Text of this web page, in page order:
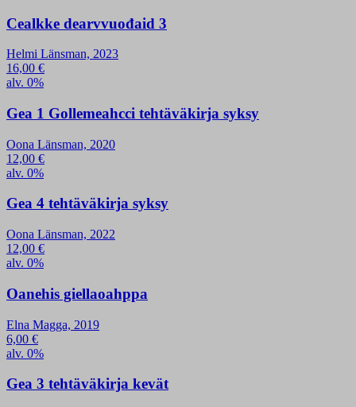
Cealkke dearvvuođaid 3
Helmi Länsman, 2023
16,00 €
alv. 0%
Gea 1 Gollemeahcci tehtäväkirja syksy
Oona Länsman, 2020
12,00 €
alv. 0%
Gea 4 tehtäväkirja syksy
Oona Länsman, 2022
12,00 €
alv. 0%
Oanehis giellaoahppa
Elna Magga, 2019
6,00 €
alv. 0%
Gea 3 tehtäväkirja kevät